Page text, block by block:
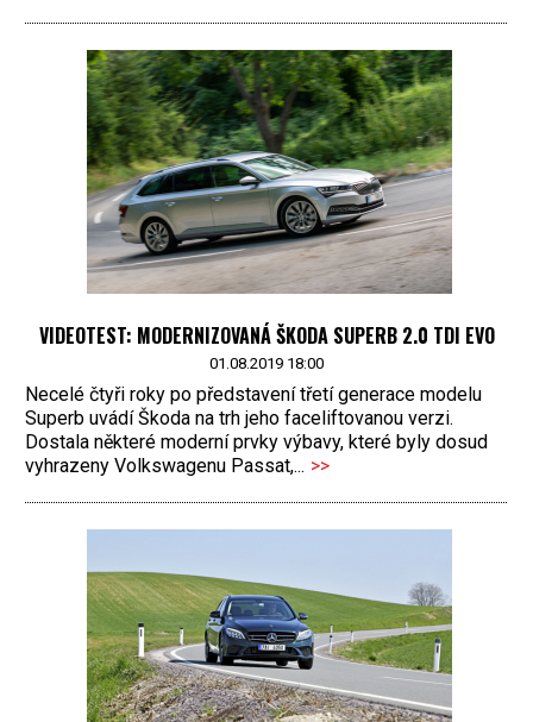
VIDEOTEST: MODERNIZOVANÁ ŠKODA SUPERB 2.0 TDI EVO
01.08.2019 18:00
Necelé čtyři roky po představení třetí generace modelu
Superb uvádí Škoda na trh jeho faceliftovanou verzi.
Dostala některé moderní prvky výbavy, které byly dosud
vyhrazeny Volkswagenu Passat,... >>